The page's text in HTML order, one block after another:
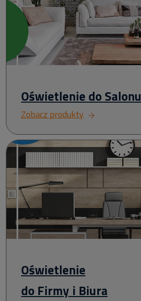
Oświetlenie do Salonu
Zobacz produkty
Oświetlenie
do Firmy i Biura